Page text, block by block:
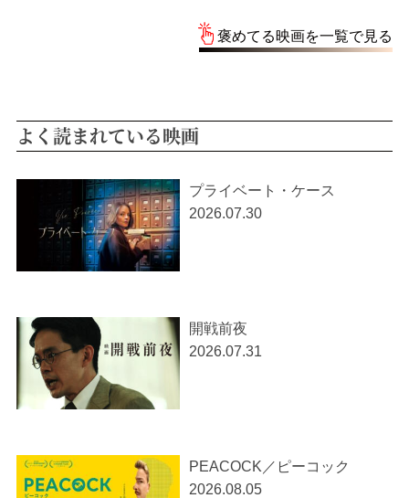
褒めてる映画を一覧で見る
よく読まれている映画
プライベート・ケース
2026.07.30
開戦前夜
2026.07.31
PEACOCK／ピーコック
2026.08.05